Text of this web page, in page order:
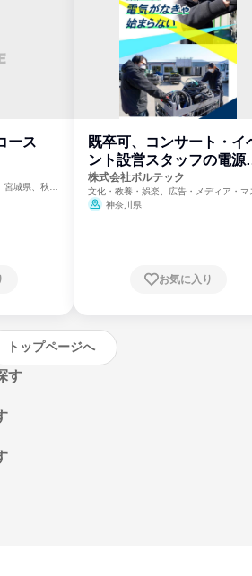
ース
城県、秋田
、鹿児島県、
既卒可、コンサート・イ
ント設営スタッフの電源
門
株式会社ボルテック
文化・教養・娯楽、広告・メディア・マ
ミ、電力・ガス・水道・エネルギー
神奈川県
お気に入り
トップページへ
す